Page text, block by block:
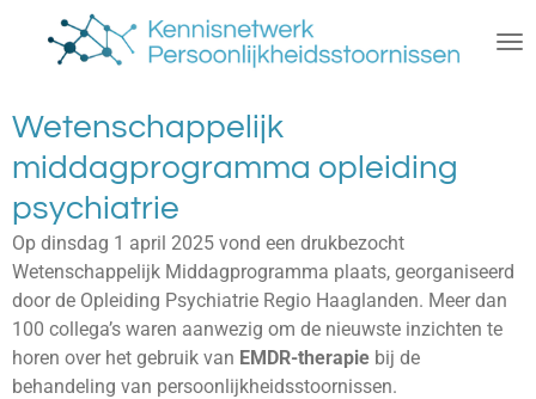
direct
de
hoofdinhoud
Wetenschappelijk
middagprogramma opleiding
psychiatrie
Op dinsdag 1 april 2025 vond een drukbezocht
Wetenschappelijk Middagprogramma plaats, georganiseerd
door de Opleiding Psychiatrie Regio Haaglanden. Meer dan
100 collega’s waren aanwezig om de nieuwste inzichten te
horen over het gebruik van EMDR-therapie bij de
behandeling van persoonlijkheidsstoornissen.